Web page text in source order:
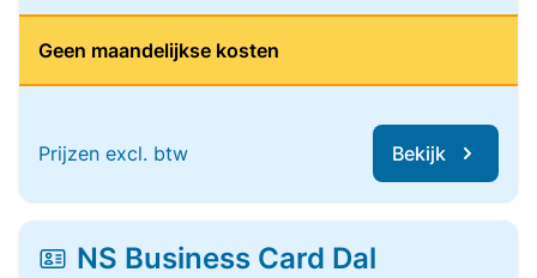
Geen maandelijkse kosten
Prijzen excl. btw Bekijk
NS Business Card Dal